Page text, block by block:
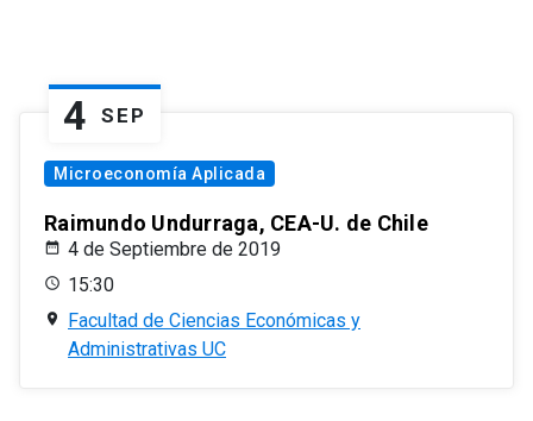
4 SEP
Microeconomía Aplicada
Raimundo Undurraga, CEA-U. de Chile
4 de Septiembre de 2019
15:30
Facultad de Ciencias Económicas y
Administrativas UC